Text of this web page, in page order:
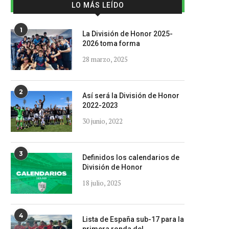
LO MÁS LEÍDO
1
La División de Honor 2025-
2026 toma forma
28 marzo, 2025
2
Así será la División de Honor
2022-2023
30 junio, 2022
3
Definidos los calendarios de
División de Honor
18 julio, 2025
4
Lista de España sub-17 para la